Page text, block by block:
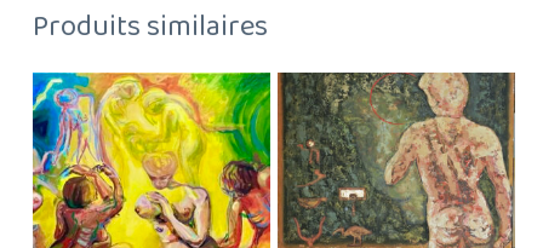
Produits similaires